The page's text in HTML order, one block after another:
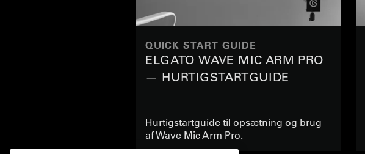
QUICK START GUIDE
ELGATO WAVE MIC ARM PRO
— HURTIGSTARTGUIDE
Hurtigstartguide til opsætning og brug
af Wave Mic Arm Pro.